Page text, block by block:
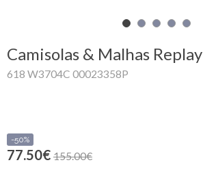
Marcas
Outlet
Camisolas & Malhas Replay
618 W3704C 00023358P
-50%
77.50€ 155.00€